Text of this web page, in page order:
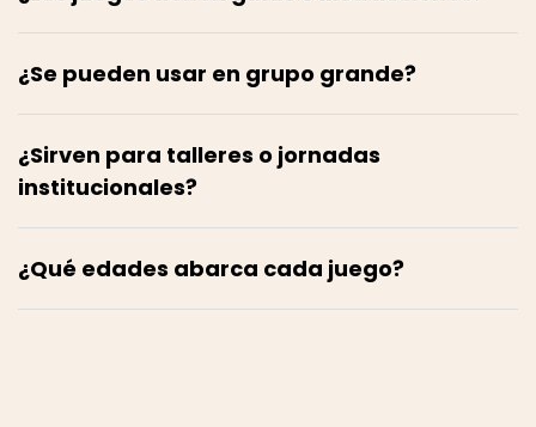
¿Se pueden usar en grupo grande?
¿Sirven para talleres o jornadas
institucionales?
¿Qué edades abarca cada juego?